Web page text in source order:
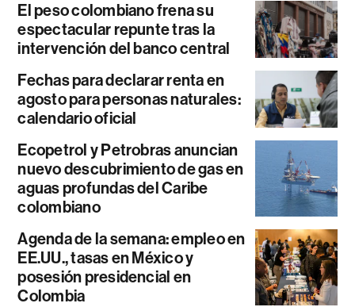
El peso colombiano frena su
espectacular repunte tras la
intervención del banco central
Fechas para declarar renta en
agosto para personas naturales:
calendario oficial
Ecopetrol y Petrobras anuncian
nuevo descubrimiento de gas en
aguas profundas del Caribe
colombiano
Agenda de la semana: empleo en
EE.UU., tasas en México y
posesión presidencial en
Colombia